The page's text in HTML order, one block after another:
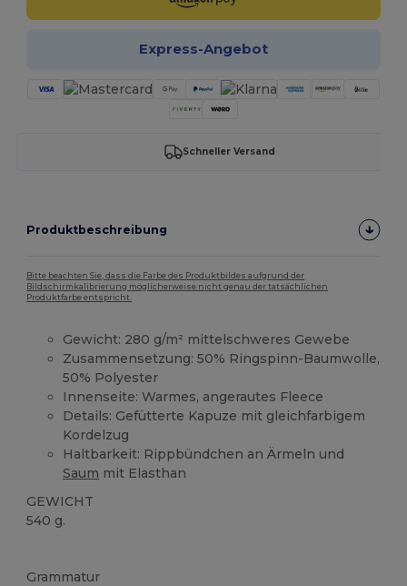
Express-Angebot
Schneller Versand
Produktbeschreibung
Bitte beachten Sie, dass die Farbe des Produktbildes aufgrund der
Bildschirmkalibrierung möglicherweise nicht genau der tatsächlichen
Produktfarbe entspricht.
Gewicht: 280 g/m² mittelschweres Gewebe
Zusammensetzung: 50% Ringspinn-Baumwolle,
50% Polyester
Innenseite: Warmes, angerautes Fleece
Details: Gefütterte Kapuze mit gleichfarbigem
Kordelzug
Haltbarkeit: Rippbündchen an Ärmeln und
Saum mit Elasthan
GEWICHT
540 g.
Grammatur